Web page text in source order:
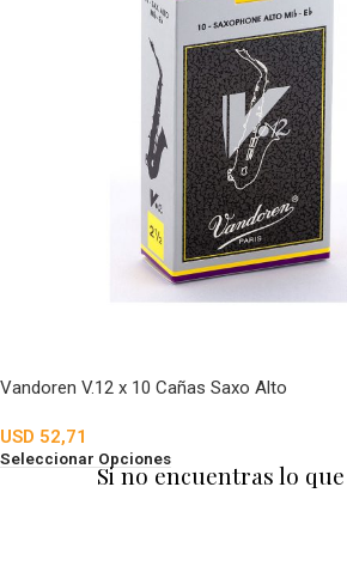
Vandoren V.12 x 10 Cañas Saxo Alto
USD 52,71
Seleccionar Opciones
Si no encuentras lo